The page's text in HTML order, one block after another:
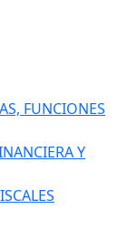
FUNCIONES
Y